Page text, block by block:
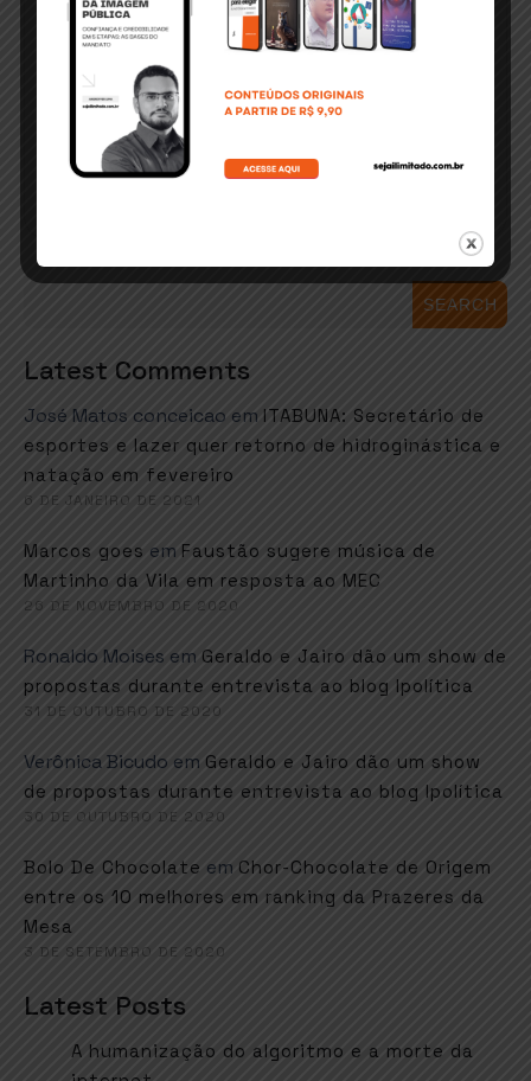
SEARCH
Latest Comments
José Matos conceicao em ITABUNA: Secretário de
esportes e lazer quer retorno de hidroginástica e
natação em fevereiro
6 DE JANEIRO DE 2021
Marcos goes em Faustão sugere música de
Martinho da Vila em resposta ao MEC
26 DE NOVEMBRO DE 2020
Ronaldo Moises em Geraldo e Jairo dão um show de
propostas durante entrevista ao blog Ipolítica
31 DE OUTUBRO DE 2020
Verônica Bicudo em Geraldo e Jairo dão um show
de propostas durante entrevista ao blog Ipolítica
30 DE OUTUBRO DE 2020
Bolo De Chocolate em Chor-Chocolate de Origem
entre os 10 melhores em ranking da Prazeres da
Mesa
3 DE SETEMBRO DE 2020
Latest Posts
A humanização do algoritmo e a morte da